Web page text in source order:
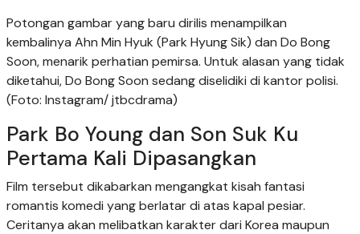
Potongan gambar yang baru dirilis menampilkan
kembalinya Ahn Min Hyuk (Park Hyung Sik) dan Do Bong
Soon, menarik perhatian pemirsa. Untuk alasan yang tidak
diketahui, Do Bong Soon sedang diselidiki di kantor polisi.
(Foto: Instagram/ jtbcdrama)
Park Bo Young dan Son Suk Ku
Pertama Kali Dipasangkan
Film tersebut dikabarkan mengangkat kisah fantasi
romantis komedi yang berlatar di atas kapal pesiar.
Ceritanya akan melibatkan karakter dari Korea maupun